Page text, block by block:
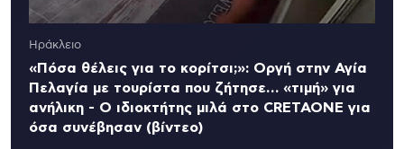
Ηράκλειο
«Πόσα θέλεις για το κορίτσι;»: Οργή στην Αγία
Πελαγία με τουρίστα που ζήτησε… «τιμή» για
ανήλικη - Ο ιδιοκτήτης μιλά στο CRETAONE για
όσα συνέβησαν (βίντεο)